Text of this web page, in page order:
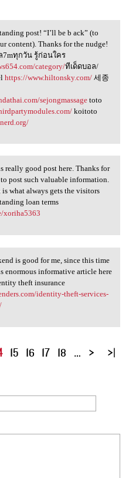
post!
post! “I’ll be b ack” (to
content). Thanks for the nudge!
7mทุกวัน รู้ก่อนใคร
category/ทีเด็ดบอล/
https://www.hiltonsky.com/세종
sejongmassagetoto
koitoto
is really
really good post here. Thanks for
post such valuable information.
what always gets the visitors
loan terms
xoriha5363
is good
is good for me, since this time
enormous informative article here
theft insurance
identity-theft-services-
15 16 17 18 …